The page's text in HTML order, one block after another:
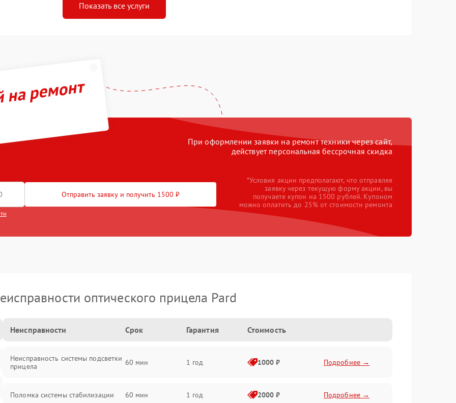
Показать все услуги
ремонт
При оформлении заявки на ремонт техники через сайт,
действует персональная бессрочная скидка
Отправить заявку и получить 1500 ₽
*Условия акции предполагают, что отправляя
заявку через текущую форму акции, вы
получаете купон на 1500 рублей. Купоном
можно оплатить до 25% от стоимости ремонта
оптического прицела Pard
Неисправности Срок Гарантия Стоимость
Неисправность системы подсветки
прицела
60 мин 1 год 1000 ₽ Подробнее →
Поломка системы стабилизации 60 мин 1 год 2000 ₽ Подробнее →